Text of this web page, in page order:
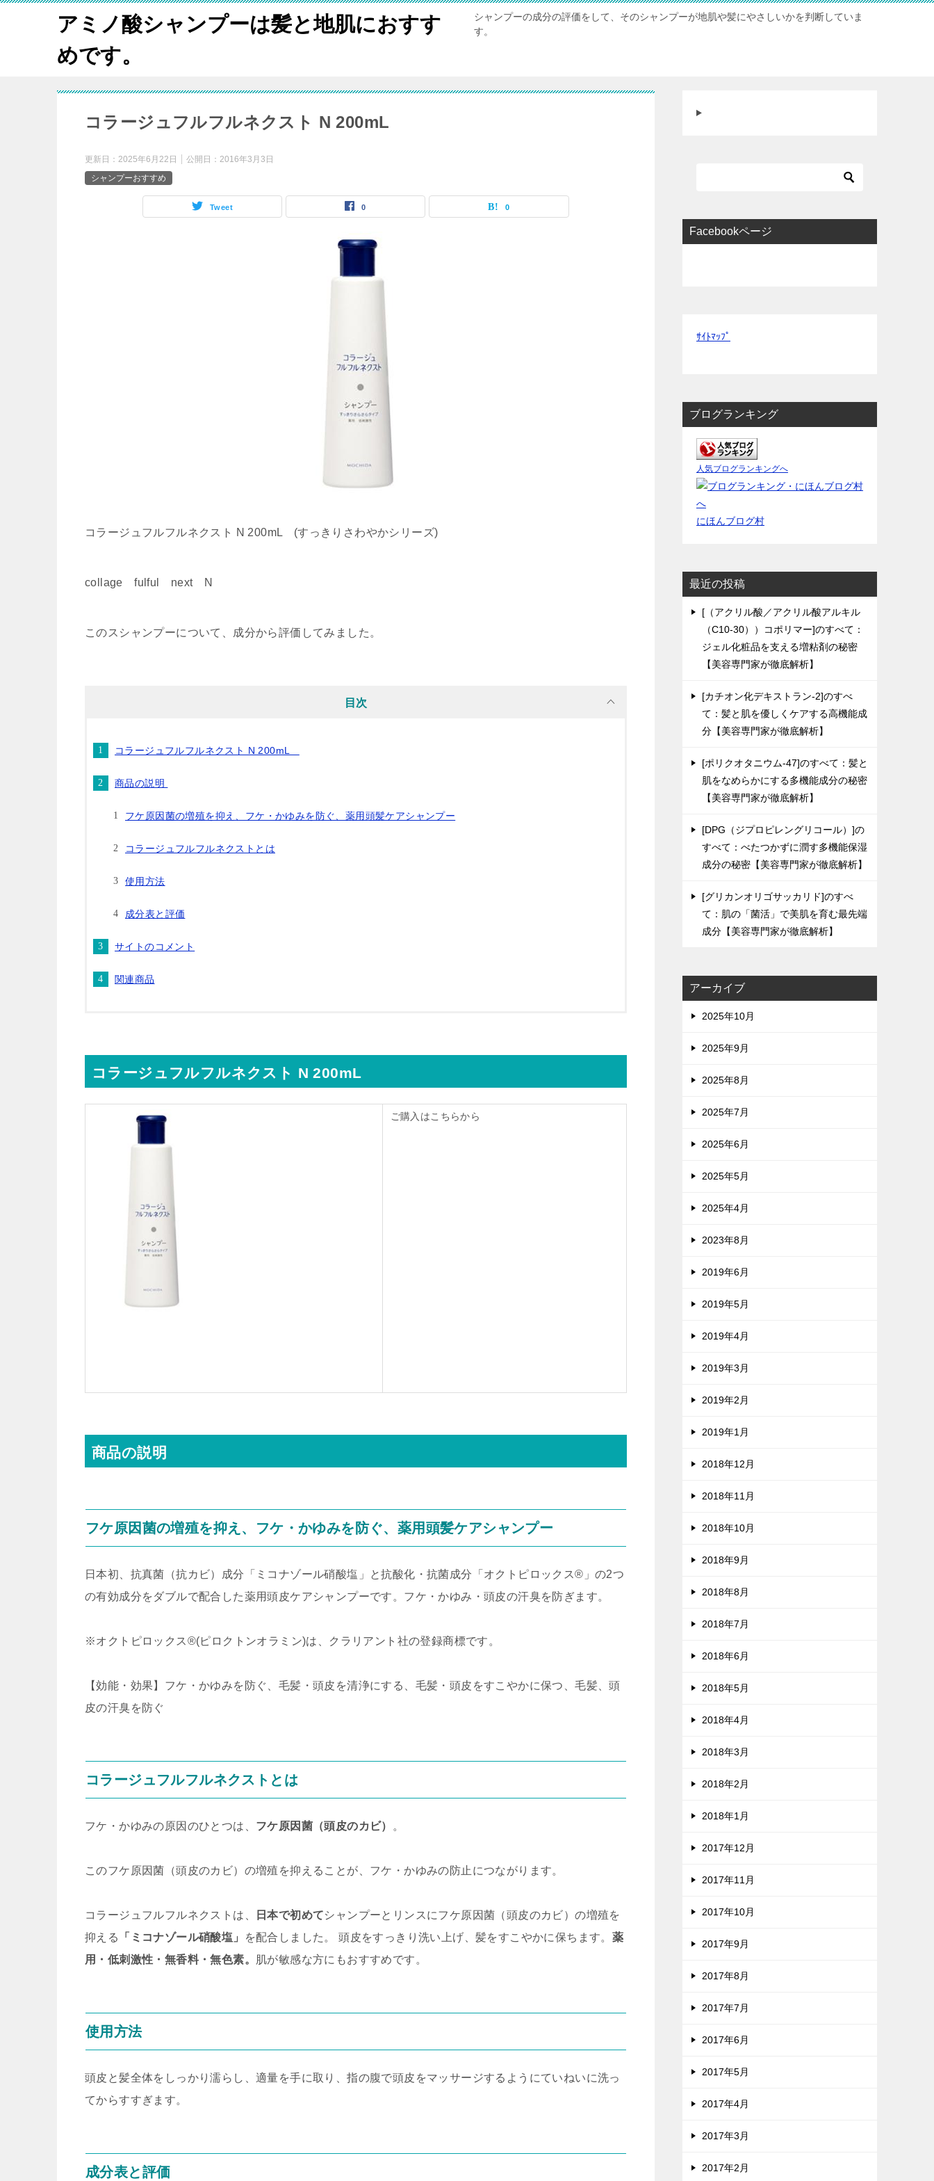
アミノ酸シャンプーは髪と地肌におすす
めです。
シャンプーの成分の評価をして、そのシャンプーが地肌や髪にやさしいかを判断していま
す。
コラージュフルフルネクスト N 200mL
更新日： 2025年6月22日 公開日： 2016年3月3日
シャンプーおすすめ
Tweet 0 0
コラージュフルフルネクスト N 200mL (すっきりさわやかシリーズ)
collage fulful next N
このスシャンプーについて、成分から評価してみました。
目次
コラージュフルフルネクスト N 200mL
商品の説明
フケ原因菌の増殖を抑え、フケ・かゆみを防ぐ、薬用頭髪ケアシャンプー
コラージュフルフルネクストとは
使用方法
成分表と評価
サイトのコメント
関連商品
コラージュフルフルネクスト N 200mL
ご購入はこちらから
商品の説明
フケ原因菌の増殖を抑え、フケ・かゆみを防ぐ、薬用頭髪ケアシャンプー
日本初、抗真菌（抗カビ）成分「ミコナゾール硝酸塩」と抗酸化・抗菌成分「オクトピロックス®」の2つ
の有効成分をダブルで配合した薬用頭皮ケアシャンプーです。フケ・かゆみ・頭皮の汗臭を防ぎます。
※オクトピロックス®(ピロクトンオラミン)は、クラリアント社の登録商標です。
【効能・効果】フケ・かゆみを防ぐ、毛髪・頭皮を清浄にする、毛髪・頭皮をすこやかに保つ、毛髪、頭
皮の汗臭を防ぐ
コラージュフルフルネクストとは
フケ・かゆみの原因のひとつは、 フケ原因菌（頭皮のカビ） 。
このフケ原因菌（頭皮のカビ）の増殖を抑えることが、フケ・かゆみの防止につながります。
コラージュフルフルネクストは、 日本で初めてシャンプーとリンスにフケ原因菌（頭皮のカビ）の増殖を
抑える
「ミコナゾール硝酸塩」 を配合しました。 頭皮をすっきり洗い上げ、髪をすこやかに保ちます。 薬
用・低刺激性・無香料・無色素。
肌が敏感な方にもおすすめです。
使用方法
頭皮と髪全体をしっかり濡らし、適量を手に取り、指の腹で頭皮をマッサージするようにていねいに洗っ
てからすすぎます。
成分表と評価
Facebookページ
ｻｲﾄﾏｯﾌﾟ
ブログランキング
人気ブログランキングへ
にほんブログ村
最近の投稿
[（アクリル酸／アクリル酸アルキル
（C10-30））コポリマー]のすべて：
ジェル化粧品を支える増粘剤の秘密
【美容専門家が徹底解析】
[カチオン化デキストラン-2]のすべ
て：髪と肌を優しくケアする高機能成
分【美容専門家が徹底解析】
[ポリクオタニウム-47]のすべて：髪と
肌をなめらかにする多機能成分の秘密
【美容専門家が徹底解析】
[DPG（ジプロピレングリコール）]の
すべて：べたつかずに潤す多機能保湿
成分の秘密【美容専門家が徹底解析】
[グリカンオリゴサッカリド]のすべ
て：肌の「菌活」で美肌を育む最先端
成分【美容専門家が徹底解析】
アーカイブ
2025年10月
2025年9月
2025年8月
2025年7月
2025年6月
2025年5月
2025年4月
2023年8月
2019年6月
2019年5月
2019年4月
2019年3月
2019年2月
2019年1月
2018年12月
2018年11月
2018年10月
2018年9月
2018年8月
2018年7月
2018年6月
2018年5月
2018年4月
2018年3月
2018年2月
2018年1月
2017年12月
2017年11月
2017年10月
2017年9月
2017年8月
2017年7月
2017年6月
2017年5月
2017年4月
2017年3月
2017年2月